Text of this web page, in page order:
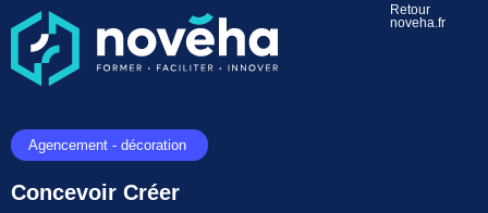
Retour
noveha.fr
Agencement - décoration
Concevoir Créer